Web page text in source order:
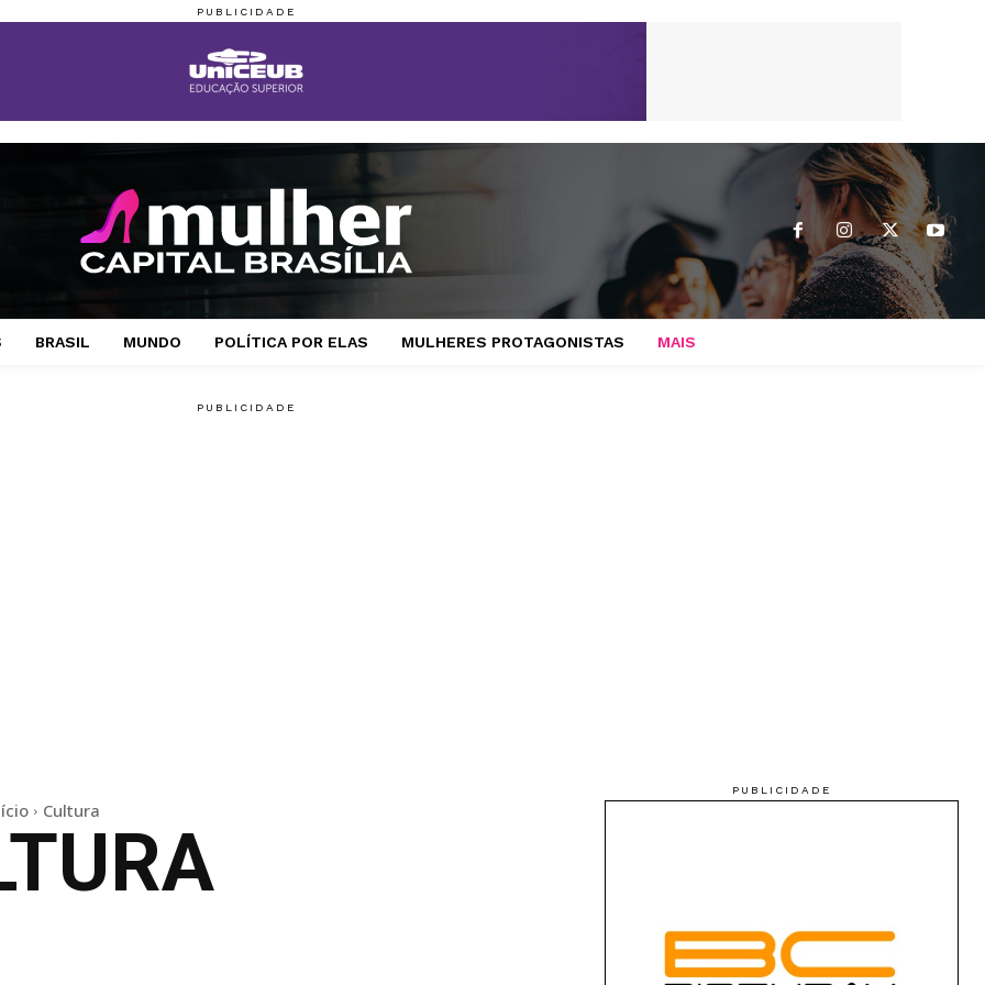
BRASIL MUNDO POLÍTICA POR ELAS MULHERES PROTAGONISTAS MAIS
Cultura